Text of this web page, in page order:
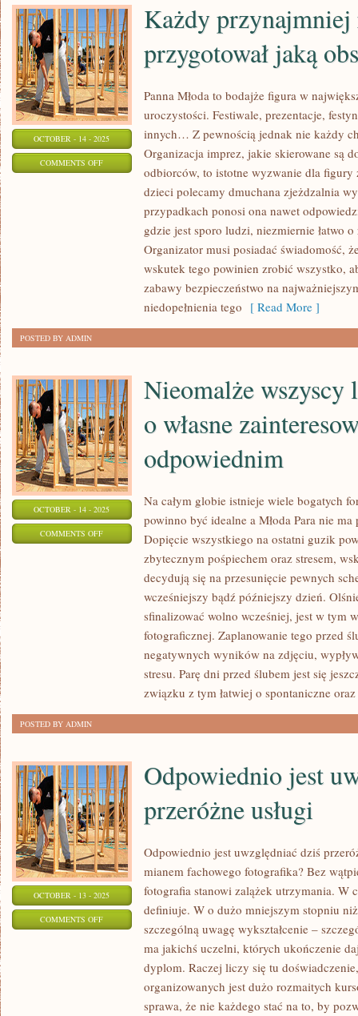
OCTOBER - 14 - 2025
COMMENTS OFFON
PRZYGOTOWAŁ
Każdy
przygotował jaką
Panna Młoda to bodajże figura w
uroczystości. Festiwale, prezentacje,
innych… Z pewnością jednak nie każdy
Organizacja imprez, jakie skierowane są
odbiorców, to istotne wyzwanie dla
dzieci polecamy dmuchana zjeżdzalnia
przypadkach ponosi ona nawet
gdzie jest sporo ludzi, niezmiernie łatwo
Organizator musi posiadać świadomość,
wskutek tego powinien zrobić wszystko,
zabawy bezpieczeństwo na
niedopełnienia tego [ Read More ]
POSTED BY ADMIN
OCTOBER - 14 - 2025
COMMENTS OFFON
ZAINTERESOWANIA
ODPOWIEDNIM
Nieomalże wszyscy
o własne
odpowiednim
Na całym globie istnieje wiele bogatych
powinno być idealne a Młoda Para nie
Dopięcie wszystkiego na ostatni guzik
zbytecznym pośpiechem oraz stresem,
decydują się na przesunięcie pewnych
wcześniejszy bądź późniejszy dzień.
sfinalizować wolno wcześniej, jest w tym
fotograficznej. Zaplanowanie tego przed
negatywnych wyników na zdjęciu,
stresu. Parę dni przed ślubem jest się
związku z tym łatwiej o spontaniczne oraz
POSTED BY ADMIN
OCTOBER - 13 - 2025
COMMENTS OFFON
UWZGLĘDNIAĆ
Odpowiednio jest
przeróżne usługi
Odpowiednio jest uwzględniać dziś
mianem fachowego fotografika? Bez
fotografia stanowi zalążek utrzymania. W
definiuje. W o dużo mniejszym stopniu
szczególną uwagę wykształcenie –
ma jakichś uczelni, których ukończenie
dyplom. Raczej liczy się tu
organizowanych jest dużo rozmaitych
sprawa, że nie każdego stać na to, by